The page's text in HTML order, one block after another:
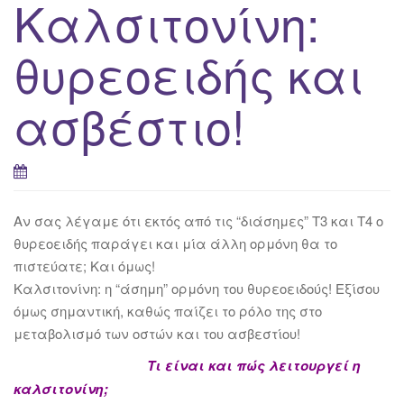
Καλσιτονίνη:
θυρεοειδής και
ασβέστιο!
Αν σας λέγαμε ότι εκτός από τις “διάσημες” T3 και T4 ο
θυρεοειδής παράγει και μία άλλη ορμόνη θα το
πιστεύατε; Και όμως!
Καλσιτονίνη: η “άσημη” ορμόνη του θυρεοειδούς! Εξίσου
όμως σημαντική, καθώς παίζει το ρόλο της στο
μεταβολισμό των οστών και του ασβεστίου!
Tι είναι και πώς λειτουργεί η
καλσιτονίνη;